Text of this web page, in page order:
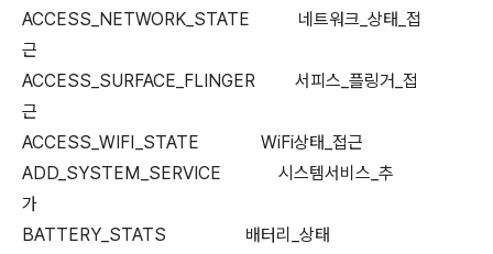
ACCESS_NETWORK_STATE 네트워크_상태_접
근
ACCESS_SURFACE_FLINGER 서피스_플링거_접
근
ACCESS_WIFI_STATE WiFi상태_접근
ADD_SYSTEM_SERVICE 시스템서비스_추
가
BATTERY_STATS 배터리_상태